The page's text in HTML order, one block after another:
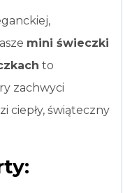
mini świeczki
to
zachwyci
ciepły, świąteczny